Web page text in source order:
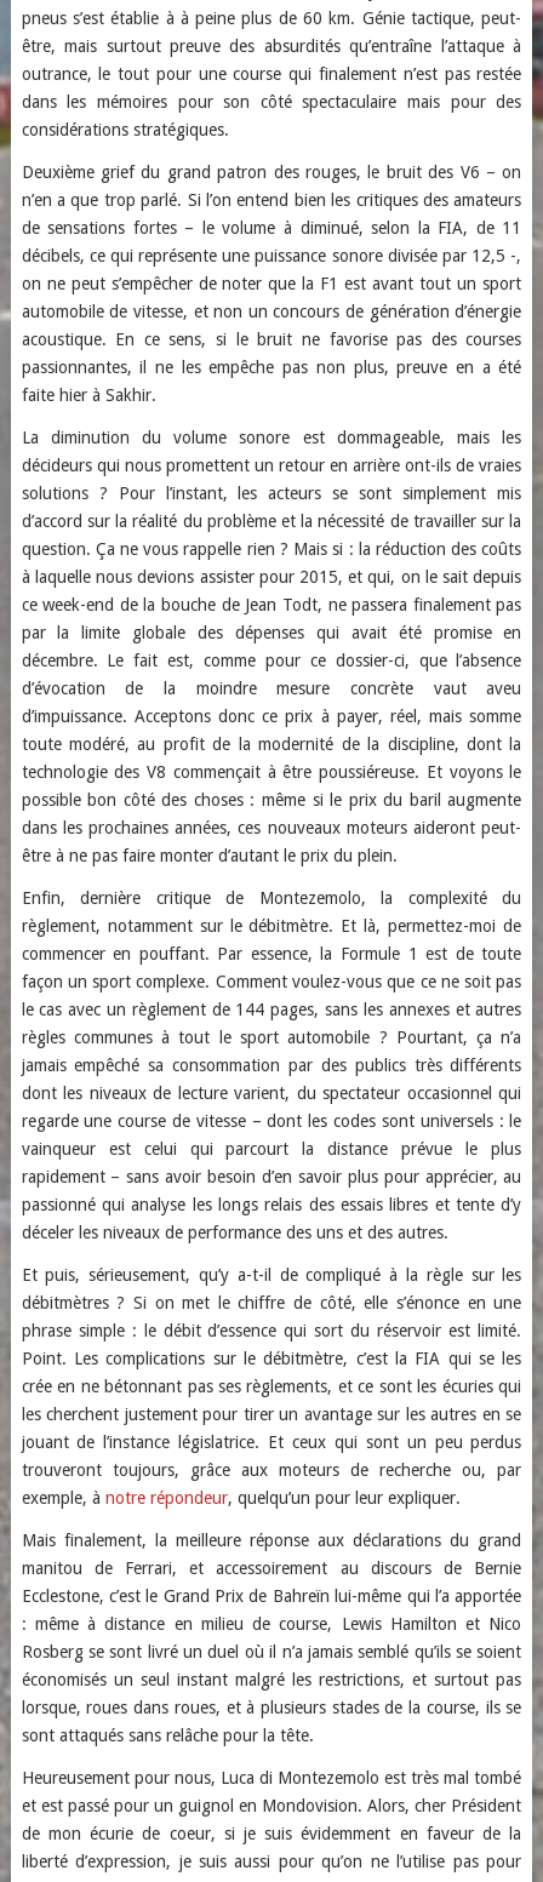
pneus s’est établie à à peine plus de 60 km. Génie tactique, peut-
être, mais surtout preuve des absurdités qu’entraîne l’attaque à
outrance, le tout pour une course qui finalement n’est pas restée
dans les mémoires pour son côté spectaculaire mais pour des
considérations stratégiques.
Deuxième grief du grand patron des rouges, le bruit des V6 – on
n’en a que trop parlé. Si l’on entend bien les critiques des amateurs
de sensations fortes – le volume à diminué, selon la FIA, de 11
décibels, ce qui représente une puissance sonore divisée par 12,5 -,
on ne peut s’empêcher de noter que la F1 est avant tout un sport
automobile de vitesse, et non un concours de génération d’énergie
acoustique. En ce sens, si le bruit ne favorise pas des courses
passionnantes, il ne les empêche pas non plus, preuve en a été
faite hier à Sakhir.
La diminution du volume sonore est dommageable, mais les
décideurs qui nous promettent un retour en arrière ont-ils de vraies
solutions ? Pour l’instant, les acteurs se sont simplement mis
d’accord sur la réalité du problème et la nécessité de travailler sur la
question. Ça ne vous rappelle rien ? Mais si : la réduction des coûts
à laquelle nous devions assister pour 2015, et qui, on le sait depuis
ce week-end de la bouche de Jean Todt, ne passera finalement pas
par la limite globale des dépenses qui avait été promise en
décembre. Le fait est, comme pour ce dossier-ci, que l’absence
d’évocation de la moindre mesure concrète vaut aveu
d’impuissance. Acceptons donc ce prix à payer, réel, mais somme
toute modéré, au profit de la modernité de la discipline, dont la
technologie des V8 commençait à être poussiéreuse. Et voyons le
possible bon côté des choses : même si le prix du baril augmente
dans les prochaines années, ces nouveaux moteurs aideront peut-
être à ne pas faire monter d’autant le prix du plein.
Enfin, dernière critique de Montezemolo, la complexité du
règlement, notamment sur le débitmètre. Et là, permettez-moi de
commencer en pouffant. Par essence, la Formule 1 est de toute
façon un sport complexe. Comment voulez-vous que ce ne soit pas
le cas avec un règlement de 144 pages, sans les annexes et autres
règles communes à tout le sport automobile ? Pourtant, ça n’a
jamais empêché sa consommation par des publics très différents
dont les niveaux de lecture varient, du spectateur occasionnel qui
regarde une course de vitesse – dont les codes sont universels : le
vainqueur est celui qui parcourt la distance prévue le plus
rapidement – sans avoir besoin d’en savoir plus pour apprécier, au
passionné qui analyse les longs relais des essais libres et tente d’y
déceler les niveaux de performance des uns et des autres.
Et puis, sérieusement, qu’y a-t-il de compliqué à la règle sur les
débitmètres ? Si on met le chiffre de côté, elle s’énonce en une
phrase simple : le débit d’essence qui sort du réservoir est limité.
Point. Les complications sur le débitmètre, c’est la FIA qui se les
crée en ne bétonnant pas ses règlements, et ce sont les écuries qui
les cherchent justement pour tirer un avantage sur les autres en se
jouant de l’instance législatrice. Et ceux qui sont un peu perdus
trouveront toujours, grâce aux moteurs de recherche ou, par
exemple, à notre répondeur, quelqu’un pour leur expliquer.
Mais finalement, la meilleure réponse aux déclarations du grand
manitou de Ferrari, et accessoirement au discours de Bernie
Ecclestone, c’est le Grand Prix de Bahreïn lui-même qui l’a apportée
: même à distance en milieu de course, Lewis Hamilton et Nico
Rosberg se sont livré un duel où il n’a jamais semblé qu’ils se soient
économisés un seul instant malgré les restrictions, et surtout pas
lorsque, roues dans roues, et à plusieurs stades de la course, ils se
sont attaqués sans relâche pour la tête.
Heureusement pour nous, Luca di Montezemolo est très mal tombé
et est passé pour un guignol en Mondovision. Alors, cher Président
de mon écurie de coeur, si je suis évidemment en faveur de la
liberté d’expression, je suis aussi pour qu’on ne l’utilise pas pour